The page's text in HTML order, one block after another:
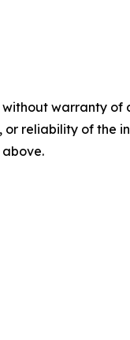
without warranty
or reliability of